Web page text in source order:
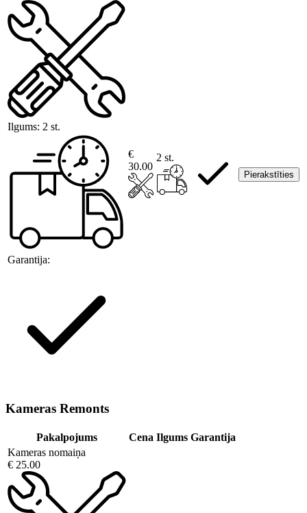
Ilgums: 2 st.
Garantija:
€
30.00
2 st.
Pierakstīties
Kameras Remonts
Pakalpojums Cena Ilgums Garantija
Kameras nomaiņa
€ 25.00